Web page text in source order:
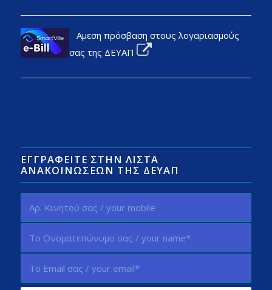
Αμεση πρόσβαση στους λογαριασμούς
σας της ΔΕΥΑΠ
ΕΓΓΡΑΦΕΊΤΕ ΣΤΗΝ ΛΊΣΤΑ
ΑΝΑΚΟΙΝΏΣΕΩΝ ΤΗΣ ΔΕΥΑΠ